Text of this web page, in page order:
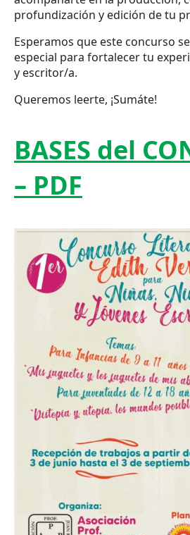
profundización y edición de tu
Esperamos que este concurso
especial para fortalecer tu
y escritor/a.
Queremos leerte, ¡Sumáte!
BASES del
– PDF